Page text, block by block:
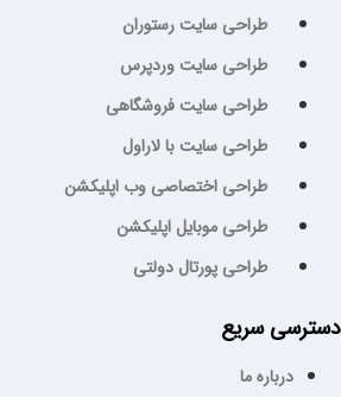
طراحی سایت رستوران
طراحی سایت وردپرس
طراحی سایت فروشگاهی
طراحی سایت با لاراول
طراحی اختصاصی وب اپلیکشن
طراحی موبایل اپلیکشن
طراحی پورتال دولتی
دسترسی سریع
درباره ما